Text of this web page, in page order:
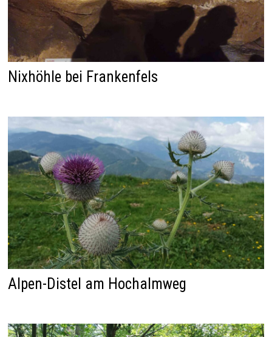
Nixhöhle bei Frankenfels
Alpen-Distel am Hochalmweg